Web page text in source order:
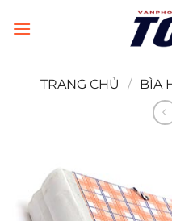
đến
TRANG CHỦ
/ BÌA